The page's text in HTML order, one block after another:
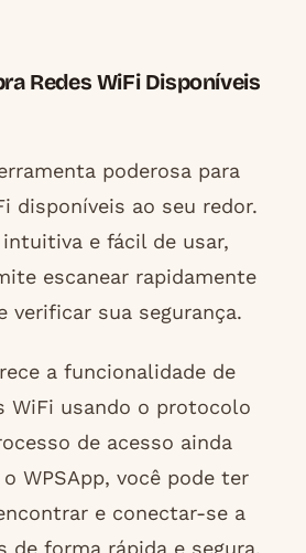
Redes WiFi Disponíveis
poderosa para
disponíveis ao seu redor.
e fácil de usar,
escanear rapidamente
verificar sua segurança.
a funcionalidade de
WiFi usando o protocolo
de acesso ainda
WPSApp, você pode ter
e conectar-se a
de forma rápida e segura.